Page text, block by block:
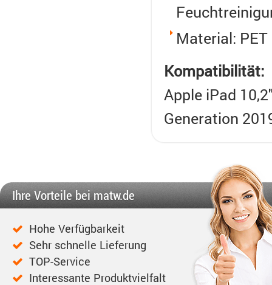
Material: PET
Kompatibilität:
Apple iPad
Generation
Ihre Vorteile bei matw.de
Hohe Verfügbarkeit
Sehr schnelle Lieferung
TOP-Service
Interessante Produktvielfalt